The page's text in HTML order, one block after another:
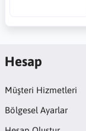
Hesap
Müşteri Hizmetleri
Bölgesel Ayarlar